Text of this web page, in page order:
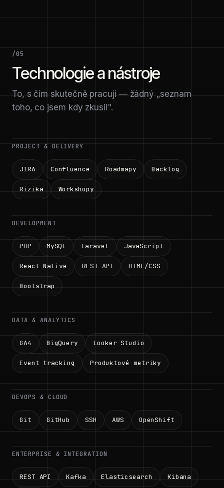
/05
Technologie a nástroje
To, s čím skutečně pracuji — žádný „seznam
toho, co jsem kdy zkusil".
PROJECT & DELIVERY
JIRA Confluence Roadmapy Backlog
Rizika Workshopy
DEVELOPMENT
PHP MySQL Laravel JavaScript
React Native REST API HTML/CSS
Bootstrap
DATA & ANALYTICS
GA4 BigQuery Looker Studio
Event tracking Produktové metriky
DEVOPS & CLOUD
Git GitHub SSH AWS OpenShift
ENTERPRISE & INTEGRATION
REST API Kafka Elasticsearch Kibana